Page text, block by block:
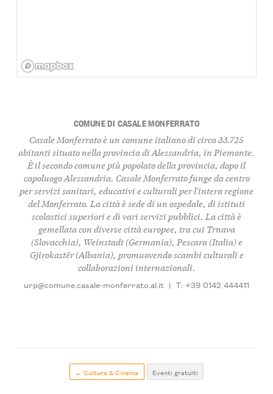
COMUNE DI CASALE MONFERRATO
Casale Monferrato è un comune italiano di circa 33.725
abitanti situato nella provincia di Alessandria, in Piemonte.
È il secondo comune più popolato della provincia, dopo il
capoluogo Alessandria. Casale Monferrato funge da centro
per servizi sanitari, educativi e culturali per l'intera regione
del Monferrato. La città è sede di un ospedale, di istituti
scolastici superiori e di vari servizi pubblici. La città è
gemellata con diverse città europee, tra cui Trnava
(Slovacchia), Weinstadt (Germania), Pescara (Italia) e
Gjirokastër (Albania), promuovendo scambi culturali e
collaborazioni internazionali.
urp@comune.casale-monferrato.al.it | T: +39 0142 444411
← Cultura & Cinema Eventi gratuiti